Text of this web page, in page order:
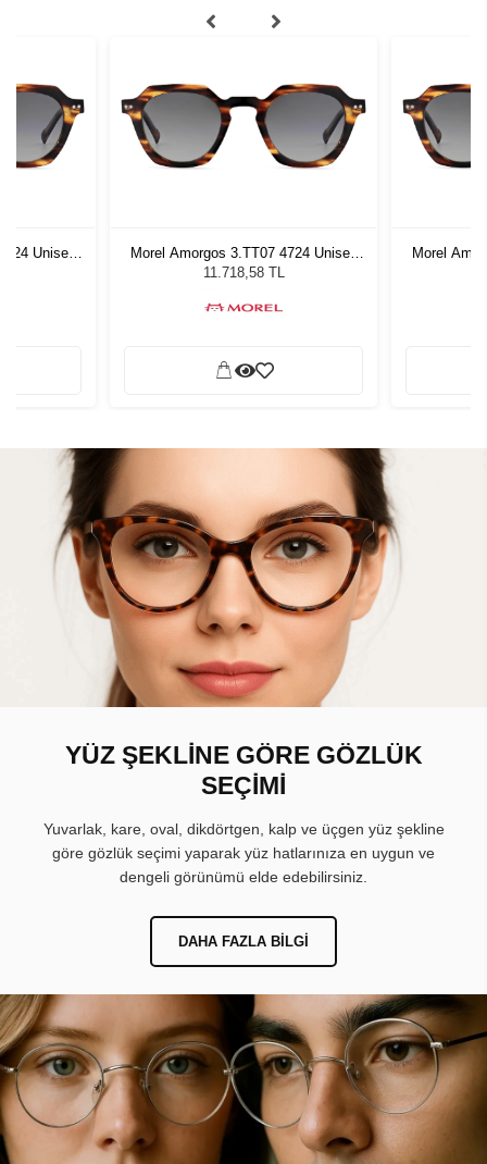
Unisex
Morel Amorgos 3.TT07 4724 Unisex
Güneş Gözlüğü
11.718,58 TL
Morel
YÜZ ŞEKLİNE GÖRE GÖZLÜK
SEÇİMİ
Yuvarlak, kare, oval, dikdörtgen, kalp ve üçgen yüz şekline
göre gözlük seçimi yaparak yüz hatlarınıza en uygun ve
dengeli görünümü elde edebilirsiniz.
DAHA FAZLA BILGI